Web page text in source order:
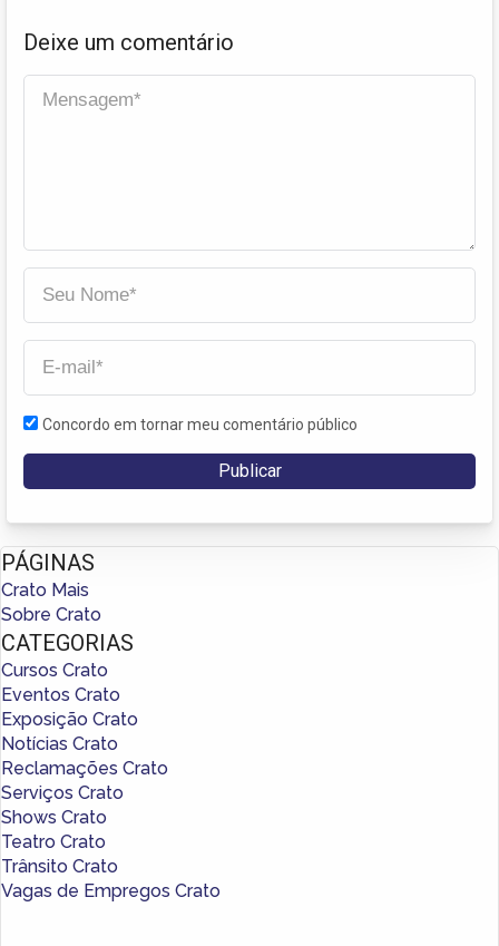
Deixe um comentário
Concordo em tornar meu comentário público
PÁGINAS
Crato Mais
Sobre Crato
CATEGORIAS
Cursos Crato
Eventos Crato
Exposição Crato
Notícias Crato
Reclamações Crato
Serviços Crato
Shows Crato
Teatro Crato
Trânsito Crato
Vagas de Empregos Crato